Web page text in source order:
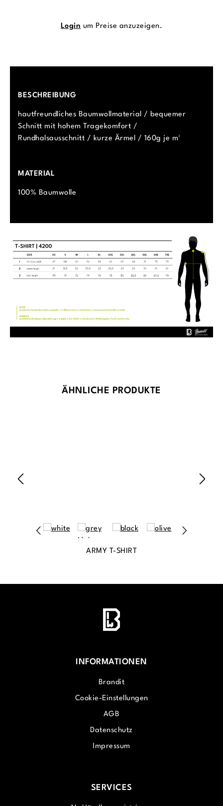
Login um Preise anzuzeigen.
BESCHREIBUNG
hautfreundliches Baumwollmaterial / bequemer
Schnitt mit hohem Tragekomfort /
Rundhalsausschnitt / kurze Ärmel / 160g je m²
MATERIAL
100% Baumwolle
Produktgalerie überspringen
ÄHNLICHE PRODUKTE
ARMY T-SHIRT
INFORMATIONEN
Brandit
Cookie-Einstellungen
AGB
Datenschutz
Impressum
SERVICES